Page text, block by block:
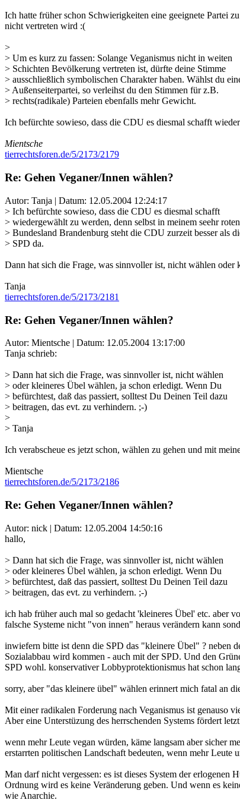
Ich hatte früher schon Schwierigkeiten eine geeignete Partei
nicht vertreten wird :(
>
> Um es kurz zu fassen: Solange Veganismus nicht in weiten
> Schichten Bevölkerung vertreten ist, dürfte deine Stimme
> ausschließlich symbolischen Charakter haben. Wählst du
> Außenseiterpartei, so verleihst du den Stimmen für z.B.
> rechts(radikale) Parteien ebenfalls mehr Gewicht.
Ich befürchte sowieso, dass die CDU es diesmal schafft
Mientsche
tierrechtsforen.de/5/2173/2179
Re: Gehen Veganer/Innen wählen?
Autor: Tanja | Datum: 12.05.2004 12:24:17
> Ich befürchte sowieso, dass die CDU es diesmal schafft
> wiedergewählt zu werden, denn selbst in meinem seehr roten
> Bundesland Brandenburg steht die CDU zurzeit besser als
> SPD da.
Dann hat sich die Frage, was sinnvoller ist, nicht wählen
Tanja
tierrechtsforen.de/5/2173/2181
Re: Gehen Veganer/Innen wählen?
Autor: Mientsche | Datum: 12.05.2004 13:17:00
Tanja schrieb:
> Dann hat sich die Frage, was sinnvoller ist, nicht wählen
> oder kleineres Übel wählen, ja schon erledigt. Wenn Du
> befürchtest, daß das passiert, solltest Du Deinen Teil dazu
> beitragen, das evt. zu verhindern. ;-)
>
> Tanja
Ich verabscheue es jetzt schon, wählen zu gehen und mit
Mientsche
tierrechtsforen.de/5/2173/2186
Re: Gehen Veganer/Innen wählen?
Autor: nick | Datum: 12.05.2004 14:50:16
hallo,
> Dann hat sich die Frage, was sinnvoller ist, nicht wählen
> oder kleineres Übel wählen, ja schon erledigt. Wenn Du
> befürchtest, daß das passiert, solltest Du Deinen Teil dazu
> beitragen, das evt. zu verhindern. ;-)
ich hab früher auch mal so gedacht 'kleineres Übel' etc. aber
falsche Systeme nicht "von innen" heraus verändern kann
inwiefern bitte ist denn die SPD das "kleinere Übel" ? neben
Sozialabbau wird kommen - auch mit der SPD. Und den
SPD wohl. konservativer Lobbyprotektionismus hat schon
sorry, aber "das kleinere übel" wählen erinnert mich fatal an
Mit einer radikalen Forderung nach Veganismus ist genauso
Aber eine Unterstüzung des herrschenden Systems fördert
wenn mehr Leute vegan würden, käme langsam aber sicher
erstarrten politischen Landschaft bedeuten, wenn mehr
Man darf nicht vergessen: es ist dieses System der erlogenen
Ordnung wird es keine Veränderung geben. Und wenn es
wie Anarchie.